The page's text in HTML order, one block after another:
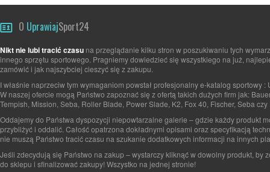
O UprawiajSport24
Nikt nie lubi tracić czasu na przeglądanie kilku stron w poszukiwaniu tych
innego sprzętu sportowego. Pragniemy dowiedzieć się wszystkiego na już,
zamówić i jak najszybciej cieszyć się z zakupu.
I właśnie naprzeciw tym wymaganiom powstał profesjonalny e-katalog sportowy :
W naszej ofercie mogą Państwo zapoznać się z ofertą takich dużych firm jak:
Tempish, Mission, Seba, Roller Blade, Power Slade, K2, Fox 40, Fischer, Seba czy
Oddajemy do Państwa dyspozycji niepowtarzalne galerie – gdzie każdy produkt
przybliżyć i oddalić. Całość opatrzona dokładnymi opisami oraz specyfikacją
nie muszą Państwo tracić czasu na szukanie dodatkowych informacji na innych
Jeśli zdecydują się Państwo na zakup – wystarczy kliknąć w dowolny produkt, by
do sklepu i sfinalizować zakupy! Wszystko na jednej stronie!